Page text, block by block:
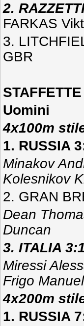
2.
FARKAS
3.
GBR
STAFFETTE
Uomini
4x100m
1. RUSSIA
Minakov
Kolesnikov
2. GRAN
Dean
Duncan
3. ITALIA
Miressi
Frigo Manuel
4x200m
1. RUSSIA